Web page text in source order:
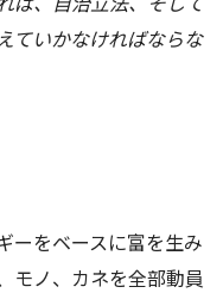
ていかなければならな
ーをベースに富を生み
モノ、カネを全部動員